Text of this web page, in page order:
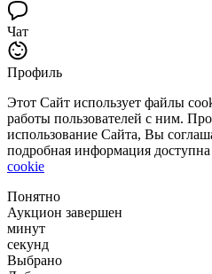
Чат
Профиль
Этот Сайт использует файлы
работы пользователей с ним.
использование Сайта, Вы
подробная информация доступна
cookie
Понятно
Аукцион завершен
минут
секунд
Выбрано